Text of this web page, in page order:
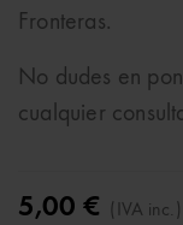
Fronteras.
No dudes en
cualquier
5,00 € (IVA inc.)